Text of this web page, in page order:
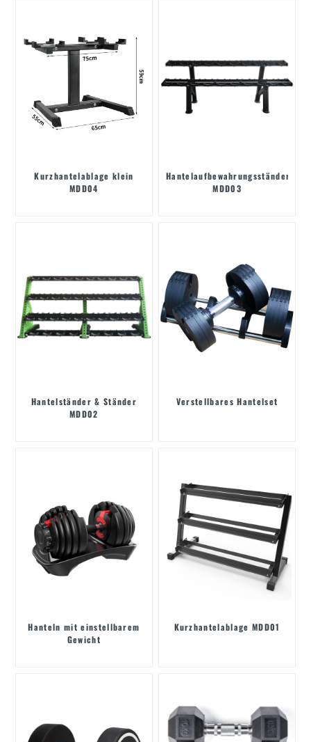
Kurzhantelablage klein
MDD04
Hantelaufbewahrungsständer
MDD03
Hantelständer & Ständer
MDD02
Verstellbares Hantelset
Hanteln mit einstellbarem
Gewicht
Kurzhantelablage MDD01